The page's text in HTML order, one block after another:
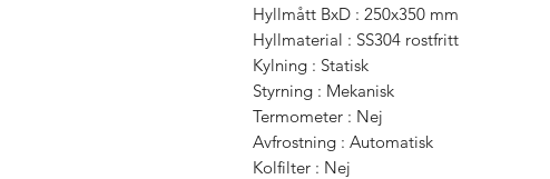
Hyllmått BxD : 250x350 mm
Hyllmaterial : SS304 rostfritt
Kylning : Statisk
Styrning : Mekanisk
Termometer : Nej
Avfrostning : Automatisk
Kolfilter : Nej